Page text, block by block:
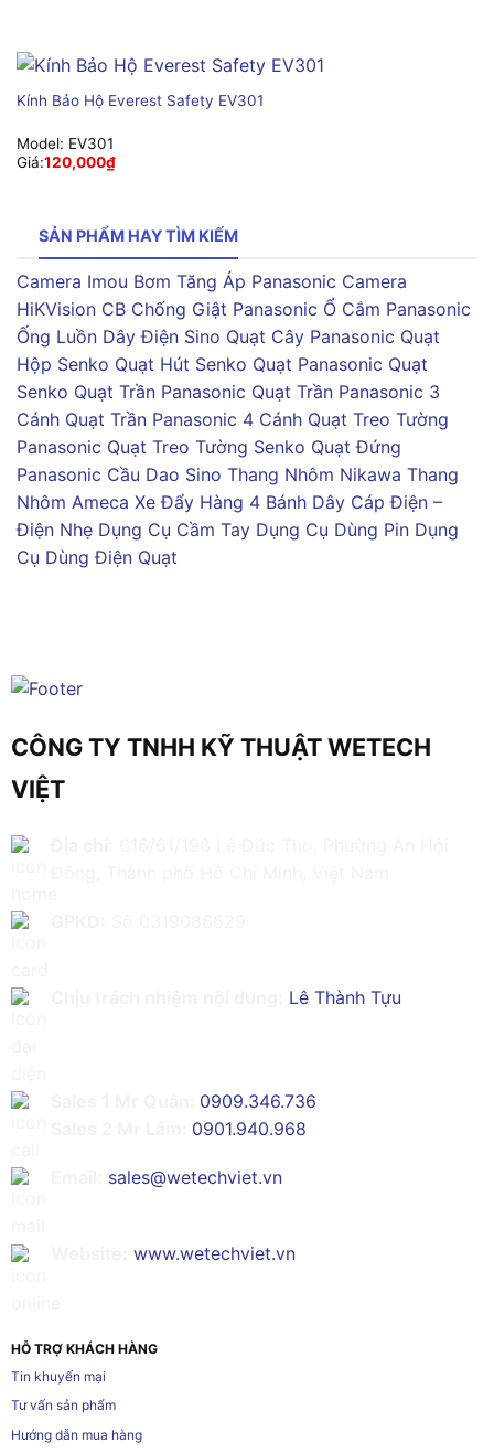
Kính Bảo Hộ Everest Safety EV301
Model: EV301
Giá:120,000₫
SẢN PHẨM HAY TÌM KIẾM
Camera Imou Bơm Tăng Áp Panasonic Camera
HiKVision CB Chống Giật Panasonic Ổ Cắm Panasonic
Ống Luồn Dây Điện Sino Quạt Cây Panasonic Quạt
Hộp Senko Quạt Hút Senko Quạt Panasonic Quạt
Senko Quạt Trần Panasonic Quạt Trần Panasonic 3
Cánh Quạt Trần Panasonic 4 Cánh Quạt Treo Tường
Panasonic Quạt Treo Tường Senko Quạt Đứng
Panasonic Cầu Dao Sino Thang Nhôm Nikawa Thang
Nhôm Ameca Xe Đẩy Hàng 4 Bánh Dây Cáp Điện –
Điện Nhẹ Dụng Cụ Cầm Tay Dụng Cụ Dùng Pin Dụng
Cụ Dùng Điện Quạt
CÔNG TY TNHH KỸ THUẬT WETECH
VIỆT
Lê Thành Tựu
0909.346.736
0901.940.968
sales@wetechviet.vn
www.wetechviet.vn
HỖ TRỢ KHÁCH HÀNG
Tin khuyến mại
Tư vấn sản phẩm
Hướng dẫn mua hàng